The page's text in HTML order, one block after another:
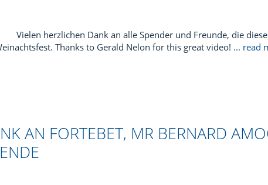
Vielen herzlichen Dank an alle Spender und Freunde, die
Thanks to Gerald Nelon for this great video! ... read
AN FORTEBET, MR BERNARD